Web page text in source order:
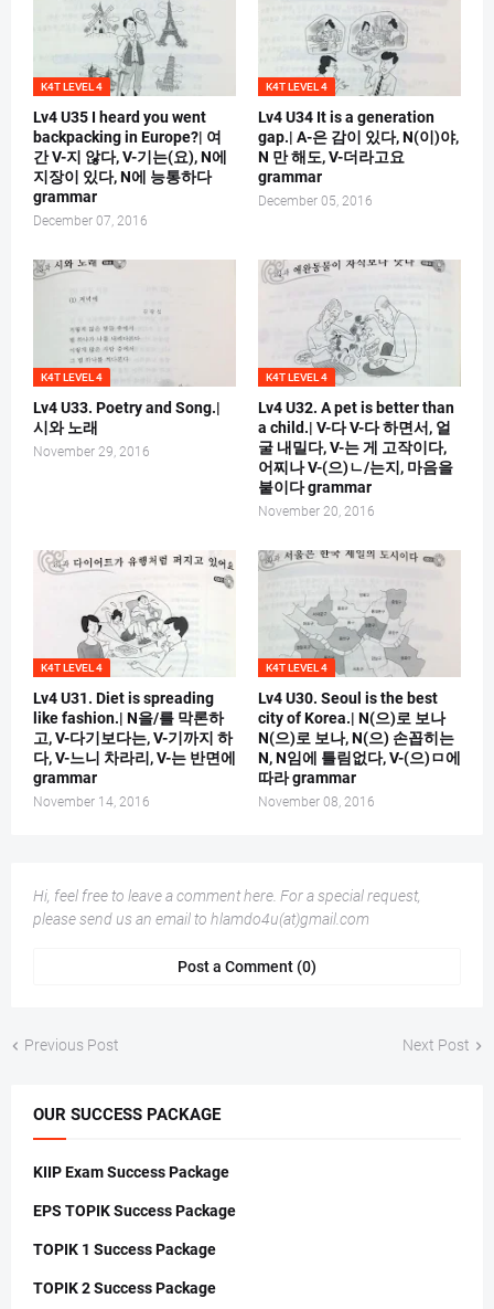
K4T LEVEL 4
Lv4 U35 I heard you went
backpacking in Europe?| 여
간 V-지 않다, V-기는(요), N에
지장이 있다, N에 능통하다
grammar
December 07, 2016
K4T LEVEL 4
Lv4 U34 It is a generation
gap.| A-은 감이 있다, N(이)야,
N 만 해도, V-더라고요
grammar
December 05, 2016
K4T LEVEL 4
Lv4 U33. Poetry and Song.|
시와 노래
November 29, 2016
K4T LEVEL 4
Lv4 U32. A pet is better than
a child.| V-다 V-다 하면서, 얼
굴 내밀다, V-는 게 고작이다,
어찌나 V-(으)ㄴ/는지, 마음을
붙이다 grammar
November 20, 2016
K4T LEVEL 4
Lv4 U31. Diet is spreading
like fashion.| N을/를 막론하
고, V-다기보다는, V-기까지 하
다, V-느니 차라리, V-는 반면에
grammar
November 14, 2016
K4T LEVEL 4
Lv4 U30. Seoul is the best
city of Korea.| N(으)로 보나
N(으)로 보나, N(으) 손꼽히는
N, N임에 틀림없다, V-(으)ㅁ에
따라 grammar
November 08, 2016
Hi, feel free to leave a comment here. For a special request,
please send us an email to hlamdo4u(at)gmail.com
Post a Comment (0)
Previous Post Next Post
OUR SUCCESS PACKAGE
KIIP Exam Success Package
EPS TOPIK Success Package
TOPIK 1 Success Package
TOPIK 2 Success Package